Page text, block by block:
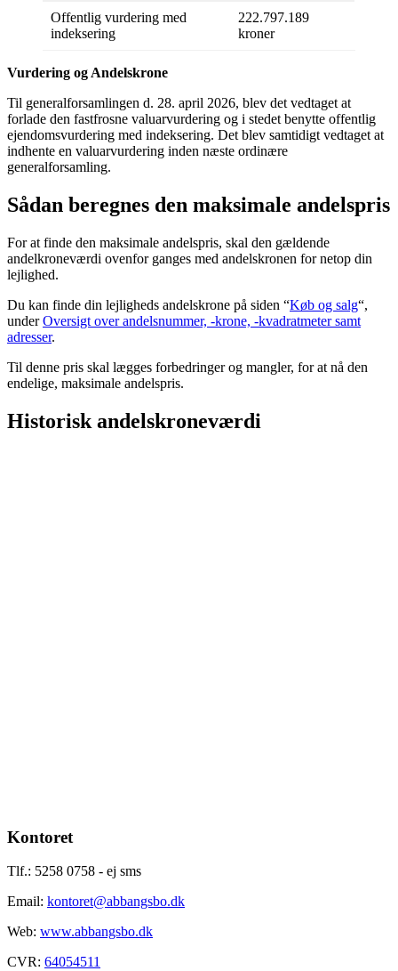
Offentlig vurdering med
indeksering
222.797.189
kroner
Vurdering og Andelskrone
Til generalforsamlingen d. 28. april 2026, blev det vedtaget at
forlade den fastfrosne valuarvurdering og i stedet benytte offentlig
ejendomsvurdering med indeksering. Det blev samtidigt vedtaget at
indhente en valuarvurdering inden næste ordinære
generalforsamling.
Sådan beregnes den maksimale andelspris
For at finde den maksimale andelspris, skal den gældende
andelkroneværdi ovenfor ganges med andelskronen for netop din
lejlighed.
Du kan finde din lejligheds andelskrone på siden “Køb og salg“,
underOversigt over andelsnummer, -krone, -kvadratmeter samt
adresser.
Til denne pris skal lægges forbedringer og mangler, for at nå den
endelige, maksimale andelspris.
Historisk andelskroneværdi
Kontoret
Tlf.: 5258 0758 - ej sms
Email: kontoret@abbangsbo.dk
Web: www.abbangsbo.dk
CVR: 64054511